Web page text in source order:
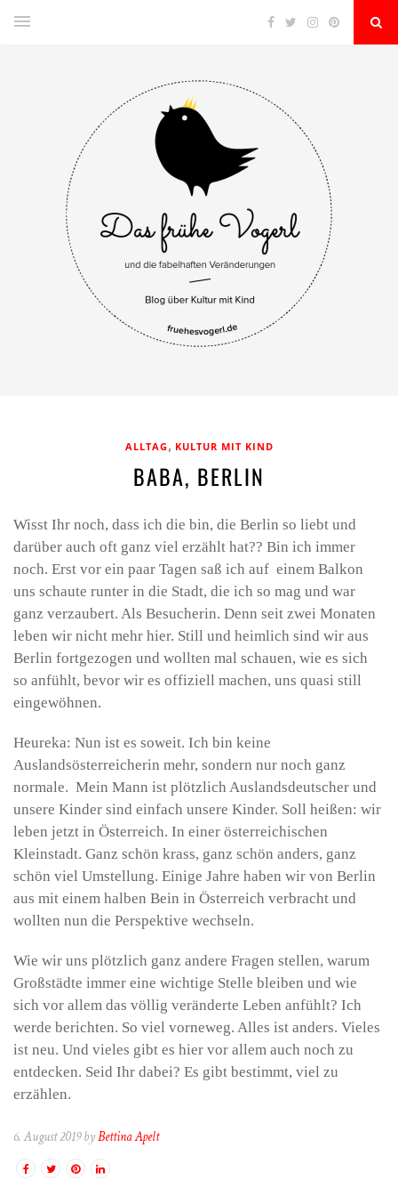
ALLTAG , KULTUR MIT KIND
BABA, BERLIN
Wisst Ihr noch, dass ich die bin, die Berlin so liebt und
darüber auch oft ganz viel erzählt hat?? Bin ich immer
noch. Erst vor ein paar Tagen saß ich auf einem Balkon
uns schaute runter in die Stadt, die ich so mag und war
ganz verzaubert. Als Besucherin. Denn seit zwei Monaten
leben wir nicht mehr hier. Still und heimlich sind wir aus
Berlin fortgezogen und wollten mal schauen, wie es sich
so anfühlt, bevor wir es offiziell machen, uns quasi still
eingewöhnen.
Heureka: Nun ist es soweit. Ich bin keine
Auslandsösterreicherin mehr, sondern nur noch ganz
normale. Mein Mann ist plötzlich Auslandsdeutscher und
unsere Kinder sind einfach unsere Kinder. Soll heißen: wir
leben jetzt in Österreich. In einer österreichischen
Kleinstadt. Ganz schön krass, ganz schön anders, ganz
schön viel Umstellung. Einige Jahre haben wir von Berlin
aus mit einem halben Bein in Österreich verbracht und
wollten nun die Perspektive wechseln.
Wie wir uns plötzlich ganz andere Fragen stellen, warum
Großstädte immer eine wichtige Stelle bleiben und wie
sich vor allem das völlig veränderte Leben anfühlt? Ich
werde berichten. So viel vorneweg. Alles ist anders. Vieles
ist neu. Und vieles gibt es hier vor allem auch noch zu
entdecken. Seid Ihr dabei? Es gibt bestimmt, viel zu
erzählen.
6. August 2019 byBettina Apelt